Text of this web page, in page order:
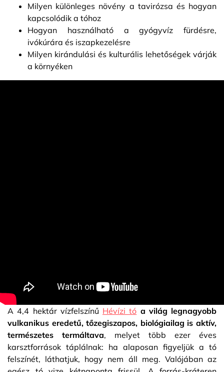
Milyen különleges növény a tavirózsa és hogyan
kapcsolódik a tóhoz
Hogyan használható a gyógyvíz fürdésre,
ivókúrára és iszapkezelésre
Milyen kirándulási és kulturális lehetőségek várják
a környéken
A 4,4 hektár vízfelszínű Hévízi tó a világ legnagyobb
vulkanikus eredetű, tőzegiszapos, biológiailag is aktív,
természetes termáltava, melyet több ezer éves
karsztforrások táplálnak: ha alaposan figyeljük a tó
felszínét, láthatjuk, hogy nem áll meg. Valójában az